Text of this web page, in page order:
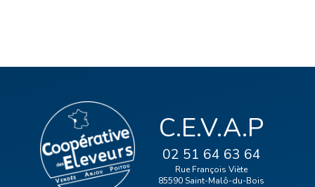
C.E.V.A.P
02 51 64 63 64
Rue François Viète
85590 Saint-Malô-du-Bois